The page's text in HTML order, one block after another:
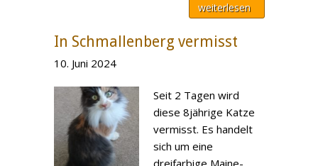
weiterlesen
In Schmallenberg vermisst
10. Juni 2024
Seit 2 Tagen wird
diese 8jährige Katze
vermisst. Es handelt
sich um eine
dreifarbige Maine-